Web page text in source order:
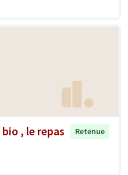
, le repas
Retenue